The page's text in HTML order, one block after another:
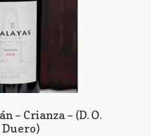
– Crianza – (D. O.
Duero)